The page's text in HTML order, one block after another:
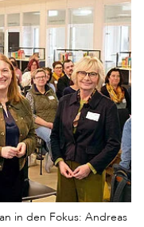
in den Fokus: Andreas